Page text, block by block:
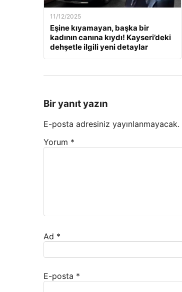
11/12/2025
Eşine kıyamayan, başka bir
kadının canına kıydı! Kayseri’deki
dehşetle ilgili yeni detaylar
Bir yanıt yazın
E-posta adresiniz yayınlanmayacak.
Yorum *
Ad *
E-posta *